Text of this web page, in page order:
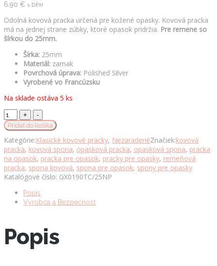
6.90 € s DPH
Odolná kovová pracka určená pre kožené opasky. Kovová pracka
má na jednej strane zúbky, ktoré opasok pridržia. Pre remene so
šírkou do 25mm.
Šírka: 25mm
Materiál: zamak
Povrchová úprava: Polished Silver
Vyrobené vo Francúzsku
Na sklade ostáva 5 ks
Kovová
obojstranná
pracka
GENTLE
SILVER,
25mm,
Silver
množstvo
Pridať do košíka
Kategórie:Klasické kovové pracky, NezaradenéZnačiek:kovová
pracka, kovová spona, opasková pracka, opasková spona, pracka
na opasok, pracka pre opasok, pracky pre opasky, remeňová
pracka, spona kovová, spona pre opasok, spony pre opasky
Katalógové číslo: GX0190TC/25NP
Popis
Výrobca a Bezpečnosť
Popis